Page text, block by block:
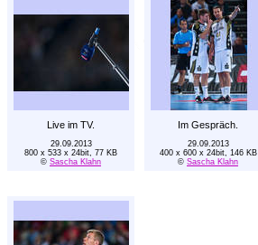
Live im TV. Im Gespräch.
29.09.2013
800 x 533 x 24bit, 77 KB
© Sascha Klahn
29.09.2013
400 x 600 x 24bit, 146 KB
© Sascha Klahn